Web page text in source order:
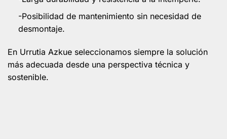
-Posibilidad de mantenimiento sin necesidad de
desmontaje.
En Urrutia Azkue seleccionamos siempre la solución
más adecuada desde una perspectiva técnica y
sostenible.